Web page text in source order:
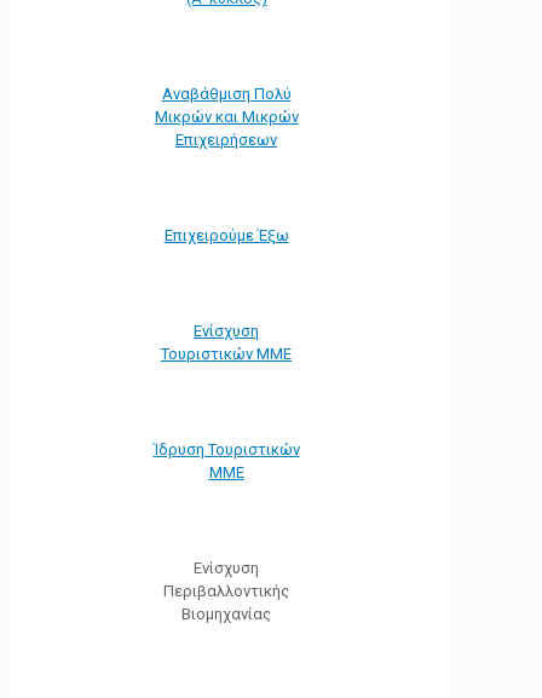
Αναβάθμιση Πολύ
Μικρών και Μικρών
Επιχειρήσεων
Επιχειρούμε Έξω
Ενίσχυση
Τουριστικών ΜΜΕ
Ίδρυση Τουριστικών
ΜΜΕ
Ενίσχυση
Περιβαλλοντικής
Βιομηχανίας